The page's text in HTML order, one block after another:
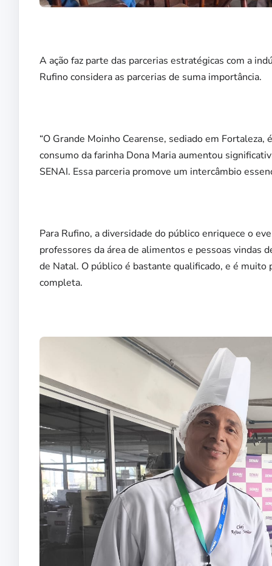
A ação faz parte das parcerias estratégicas com a
Rufino considera as parcerias de suma importância.
“O Grande Moinho Cearense, sediado em
consumo da farinha Dona Maria aumentou
SENAI. Essa parceria promove um intercâmbio
Para Rufino, a diversidade do público enriquece o
professores da área de alimentos e pessoas vindas
de Natal. O público é bastante qualificado, e é muito
completa.